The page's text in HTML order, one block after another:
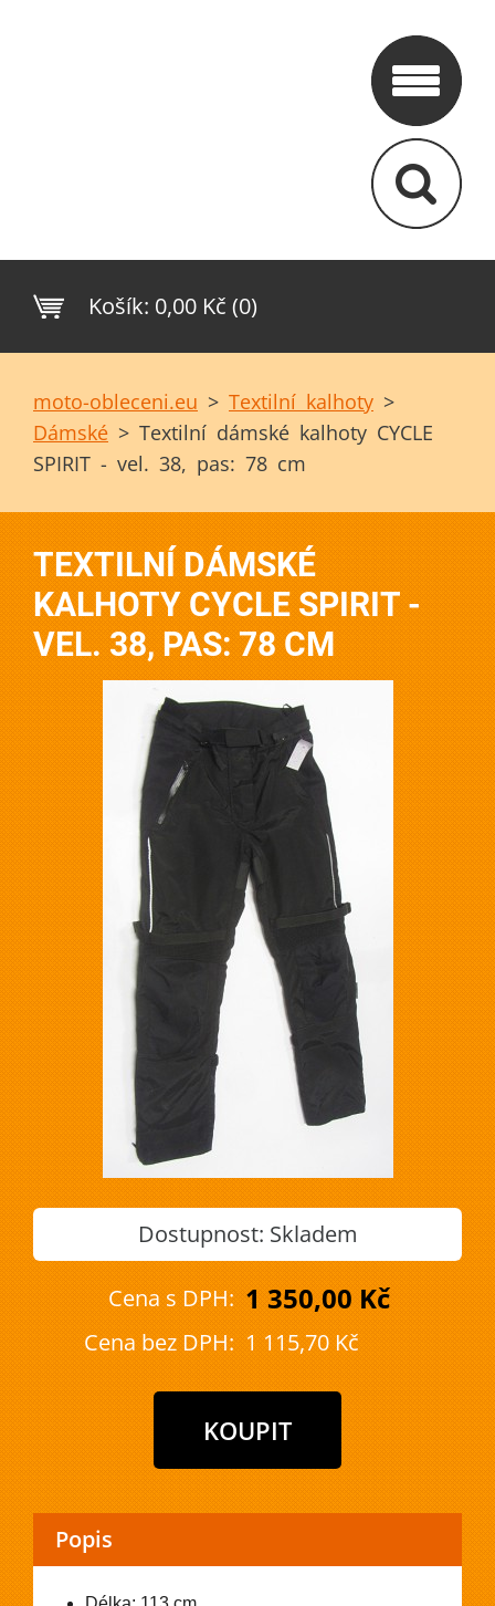
Košík: 0,00 Kč (0)
moto-obleceni.eu > Textilní kalhoty >
Dámské > Textilní dámské kalhoty CYCLE
SPIRIT - vel. 38, pas: 78 cm
TEXTILNÍ DÁMSKÉ
KALHOTY CYCLE SPIRIT -
VEL. 38, PAS: 78 CM
Dostupnost: Skladem
Cena s DPH: 1 350,00 Kč
Cena bez DPH: 1 115,70 Kč
Popis